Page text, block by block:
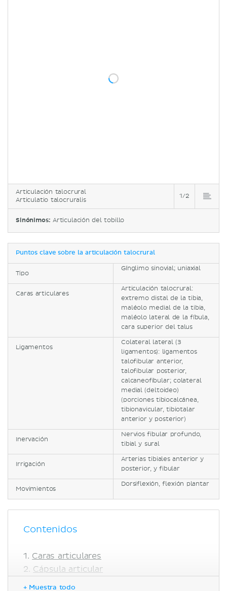
Articulación talocrural
Articulatio talocruralis
1/2
Sinónimos: Articulación del tobillo
Puntos clave sobre la articulación talocrural
Tipo
Gínglimo sinovial; uniaxial
Caras articulares
Articulación talocrural:
extremo distal de la tibia,
maléolo medial de la tibia,
maléolo lateral de la fíbula,
cara superior del talus
Ligamentos
Colateral lateral (3
ligamentos): ligamentos
talofibular anterior,
talofibular posterior,
calcaneofibular; colateral
medial (deltoideo)
(porciones tibiocalcánea,
tibionavicular, tibiotalar
anterior y posterior)
Inervación
Nervios fibular profundo,
tibial y sural
Irrigación
Arterias tibiales anterior y
posterior, y fibular
Movimientos
Dorsiflexión, flexión plantar
Contenidos
Caras articulares
Cápsula articular
+ Muestra todo